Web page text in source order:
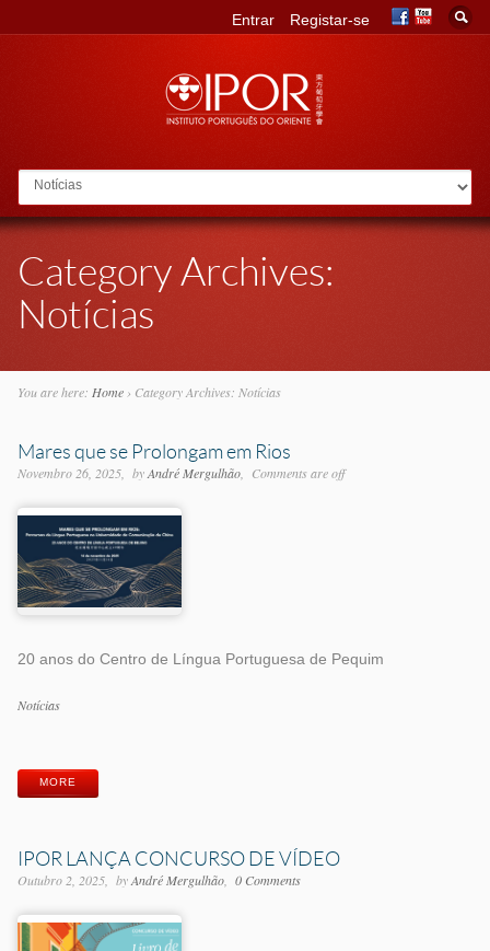
Go to:
Entrar Registar-se
Category Archives:
Notícias
You are here: Home› Category Archives: Notícias
Mares que se Prolongam em Rios
Novembro 26, 2025 byAndré Mergulhão Comments are off
20 anos do Centro de Língua Portuguesa de Pequim
Categorias
Notícias
MORE
IPOR LANÇA CONCURSO DE VÍDEO
Outubro 2, 2025 byAndré Mergulhão 0 Comments